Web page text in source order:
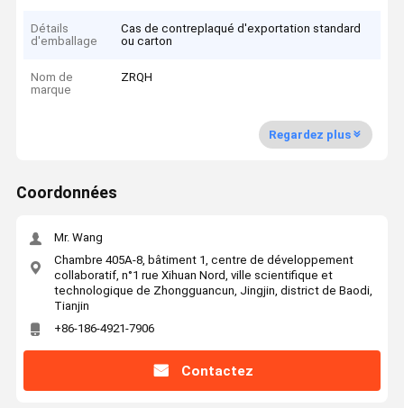
Détails
d'emballage
Cas de contreplaqué d'exportation standard
ou carton
Nom de
marque
ZRQH
Regardez plus
Coordonnées
Mr. Wang
Chambre 405A-8, bâtiment 1, centre de développement
collaboratif, n°1 rue Xihuan Nord, ville scientifique et
technologique de Zhongguancun, Jingjin, district de Baodi,
Tianjin
+86-186-4921-7906
Contactez